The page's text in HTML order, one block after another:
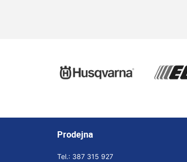
Prodejna
Tel.: 387 315 927